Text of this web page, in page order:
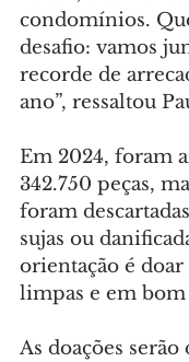
condomínios.
desafio: vamos
recorde de
ano”, ressaltou
Em 2024, foram
342.750 peças,
foram
sujas ou
orientação é doar
limpas e em bom
As doações